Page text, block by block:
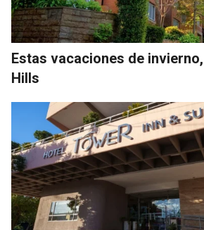
Estas vacaciones de
Hills